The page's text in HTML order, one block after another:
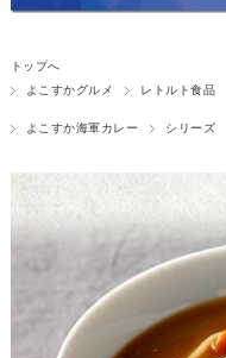
トップへ
よこすかグルメ
レトルト食品
よこすか海軍カレー シリーズ